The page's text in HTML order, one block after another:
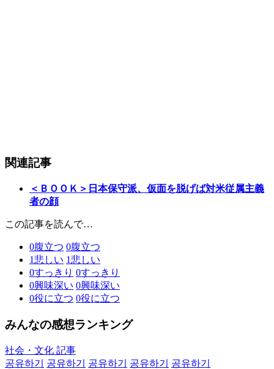
関連記事
＜ＢＯＯＫ＞日本保守派、仮面を脱げば対米従属主義
者の顔
この記事を読んで…
0腹立つ 0腹立つ
1悲しい 1悲しい
0すっきり 0すっきり
0興味深い 0興味深い
0役に立つ 0役に立つ
みんなの感想ランキング
社会・文化 記事
공유하기
공유하기 공유하기 공유하기
공유하기